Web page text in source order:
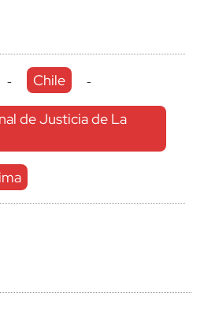
- Chile -
de Justicia de La